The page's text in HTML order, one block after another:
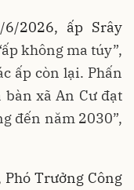
2026, ấp Srây
không ma túy”,
ấp còn lại. Phấn
xã An Cư đạt
đến năm 2030”,
Trưởng Công